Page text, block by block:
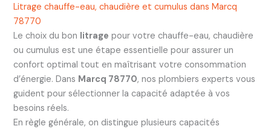
Litrage chauffe-eau, chaudière et cumulus dans Marcq
78770
Le choix du bon litrage pour votre chauffe-eau, chaudière
ou cumulus est une étape essentielle pour assurer un
confort optimal tout en maîtrisant votre consommation
d’énergie. Dans Marcq 78770, nos plombiers experts vous
guident pour sélectionner la capacité adaptée à vos
besoins réels.
En règle générale, on distingue plusieurs capacités